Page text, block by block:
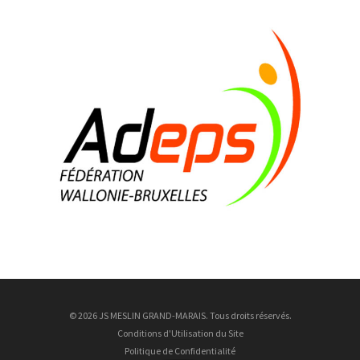
8 Août
Brice Bousez
27 ans
9 Août
© 2026 JS MESLIN GRAND-MARAIS. Tous droits réservés.
Conditions d'Utilisation du Site
Politique de Confidentialité